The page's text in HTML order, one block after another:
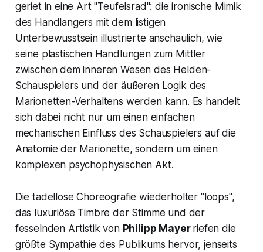
geriet in eine Art "Teufelsrad": die ironische Mimik
des Handlangers mit dem listigen
Unterbewusstsein illustrierte anschaulich, wie
seine plastischen Handlungen zum Mittler
zwischen dem inneren Wesen des Helden-
Schauspielers und der äußeren Logik des
Marionetten-Verhaltens werden kann. Es handelt
sich dabei nicht nur um einen einfachen
mechanischen Einfluss des Schauspielers auf die
Anatomie der Marionette, sondern um einen
komplexen psychophysischen Akt.
Die tadellose Choreografie wiederholter "loops",
das luxuriöse Timbre der Stimme und der
fesselnden Artistik von Philipp Mayer riefen die
größte Sympathie des Publikums hervor, jenseits